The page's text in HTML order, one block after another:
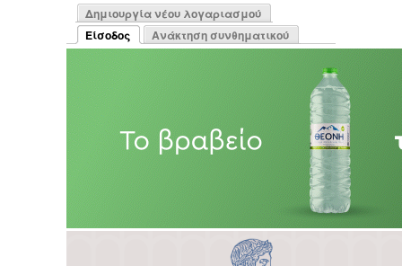
Πρωτεύουσες καρτέλες
Δημιουργία νέου λογαριασμού
Είσοδος
(ενεργή καρτέλα)
Ανάκτηση συνθηματικού